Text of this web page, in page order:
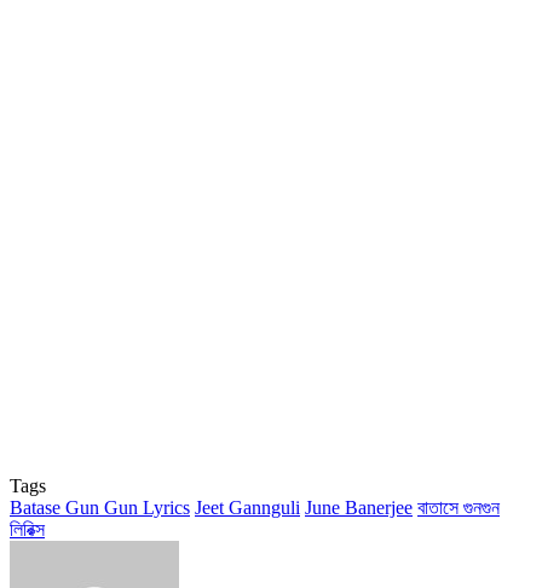
Tags
Batase Gun Gun Lyrics Jeet Gannguli June Banerjee বাতাসে গুনগুন
লিরিক্স